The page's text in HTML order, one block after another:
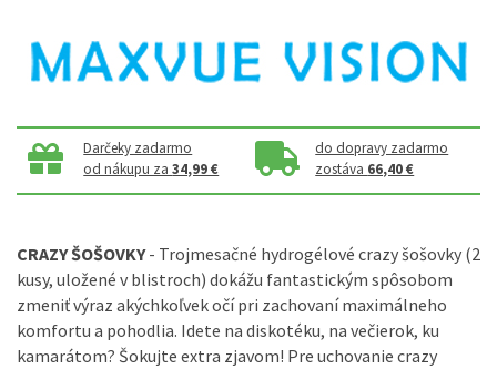
Darčeky zadarmo
od nákupu za34,99 €
do dopravy zadarmo
zostáva 66,40 €
CRAZY ŠOŠOVKY- Trojmesačné hydrogélové crazy šošovky (2
kusy, uložené v blistroch) dokážu fantastickým spôsobom
zmeniť výraz akýchkoľvek očí pri zachovaní maximálneho
komfortu a pohodlia. Idete na diskotéku, na večierok, ku
kamarátom? Šokujte extra zjavom! Pre uchovanie crazy